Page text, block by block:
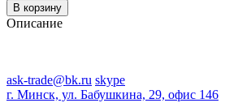
В корзину
Описание
ask-trade@bk.ru skype
г. Минск, ул. Бабушкина, 29, офис 146